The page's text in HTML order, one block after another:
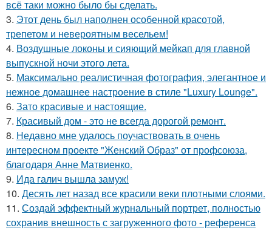
всё таки можно было бы сделать.
3. Этот день был наполнен особенной красотой,
трепетом и невероятным весельем!
4. Воздушные локоны и сияющий мейкап для главной
выпускной ночи этого лета.
5. Максимально реалистичная фотография, элегантное и
нежное домашнее настроение в стиле "Luxury Lounge".
6. Зато красивые и настоящие.
7. Красивый дом - это не всегда дорогой ремонт.
8. Недавно мне удалось поучаствовать в очень
интересном проекте "Женский Образ" от профсоюза,
благодаря Анне Матвиенко.
9. Ида галич вышла замуж!
10. Десять лет назад все красили веки плотными слоями.
11. Создай эффектный журнальный портрет, полностью
сохранив внешность с загруженного фото - референса